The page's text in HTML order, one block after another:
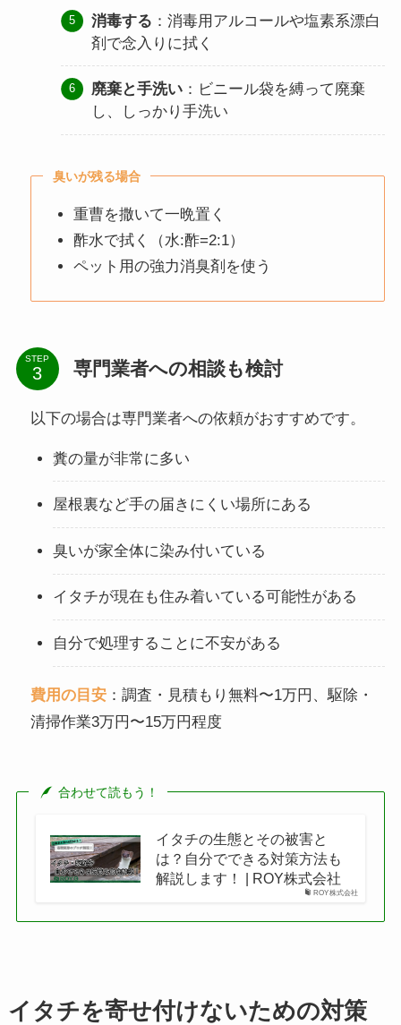
消毒する ：消毒用アルコールや塩素系漂白
剤で念入りに拭く
廃棄と手洗い ：ビニール袋を縛って廃棄
し、しっかり手洗い
臭いが残る場合
重曹を撒いて一晩置く
酢水で拭く（水:酢=2:1）
ペット用の強力消臭剤を使う
STEP 専門業者への相談も検討
以下の場合は専門業者への依頼がおすすめです。
糞の量が非常に多い
屋根裏など手の届きにくい場所にある
臭いが家全体に染み付いている
イタチが現在も住み着いている可能性がある
自分で処理することに不安がある
費用の目安：調査・見積もり無料〜1万円、駆除・
清掃作業3万円〜15万円程度
合わせて読もう！
ROY株式会社
イタチの生態とその被害と
は？自分でできる対策方法も
解説します！ | ROY株式会社
イタチを寄せ付けないための対策